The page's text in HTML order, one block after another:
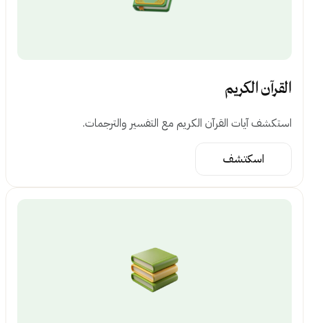
القرآن الكريم
استكشف آيات القرآن الكريم مع التفسير والترجمات.
اسكتشف